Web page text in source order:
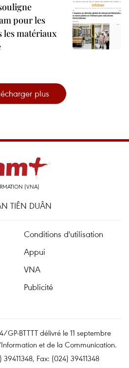
pour les
les matériaux
plus
(VNA)
TIÊN DUÂN
Conditions d'utilisation
Appui
VNA
Publicité
GP-BTTTT délivré le 11 septembre
et de la Communication.
Fax: (024) 39411348